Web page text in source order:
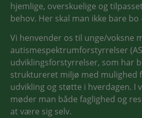
hjemlige, overskuelige og
behov. Her skal man ikke bare bo
Vi henvender os til unge/voksne
autismespektrumforstyrrelser
udviklingsforstyrrelser, som har
struktureret miljø med mulighed
udvikling og støtte i hverdagen. I
møder man både faglighed og
at være sig selv.